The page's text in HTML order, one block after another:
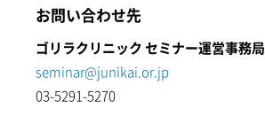
お問い合わせ先
ゴリラクリニック セミナー運営事務局
seminar@junikai.or.jp
03-5291-5270